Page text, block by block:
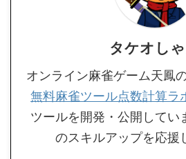
タケオし
オンライン麻雀ゲーム天鳳
無料麻雀ツール点数計算ラ
ツールを開発・公開してい
のスキルアップを応援